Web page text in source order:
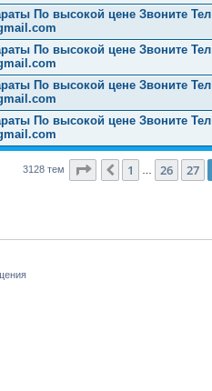
По высокой цене Звоните
По высокой цене Звоните
По высокой цене Звоните
По высокой цене Звоните
3128 тем Страница 28из 126
Пред.
1 26 27